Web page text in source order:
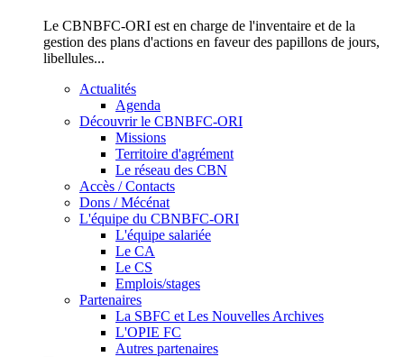
Le CBNBFC-ORI est en charge de l'inventaire et de la
gestion des plans d'actions en faveur des papillons de jours,
libellules...
Actualités
Agenda
Découvrir le CBNBFC-ORI
Missions
Territoire d'agrément
Le réseau des CBN
Accès / Contacts
Dons / Mécénat
L'équipe du CBNBFC-ORI
L'équipe salariée
Le CA
Le CS
Emplois/stages
Partenaires
La SBFC et Les Nouvelles Archives
L'OPIE FC
Autres partenaires